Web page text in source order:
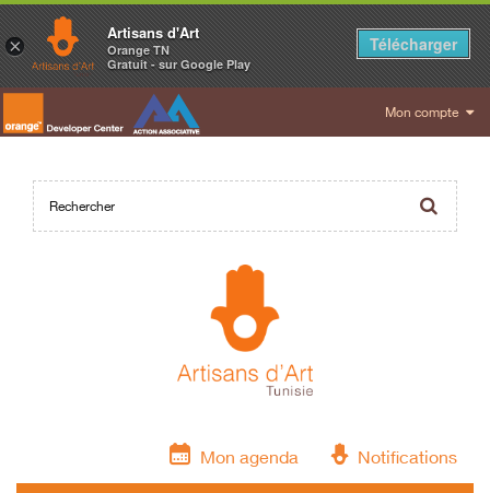
Mon compte
Mon agenda Notifications
×
Artisans d'Art
Orange TN
Gratuit - sur Google Play
Télécharger